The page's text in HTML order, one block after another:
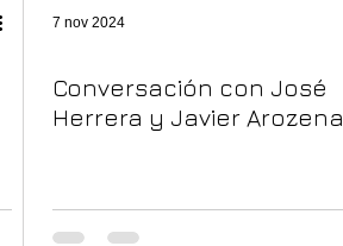
7 nov 2024
Conversación con José
Herrera y Javier Arozena